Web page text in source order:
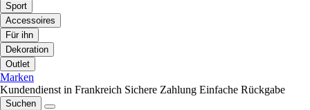
Sport
Accessoires
Für ihn
Dekoration
Outlet
Marken
Kundendienst in Frankreich Sichere Zahlung Einfache Rückgabe
Suchen